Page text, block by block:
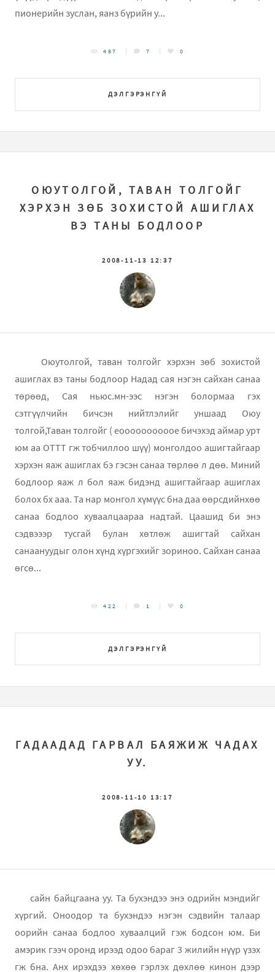
пионерийн зуслан, яанз бүрийн у...
ДЭЛГЭРЭНГҮЙ
487 7 0
ОЮУТОЛГОЙ, ТАВАН ТОЛГОЙГ
ХЭРХЭН ЗӨБ ЗОХИСТОЙ АШИГЛАХ
ВЭ ТАНЫ БОДЛООР
2008-11-13 12:37
Оюутолгой, таван толгойг хэрхэн зөб зохистой
ашиглах вэ таны бодлоор Надад сая нэгэн сайхан санаа
төрөөд, Сая ньюс.мн-ээс нэгэн болормаа гэх
сэтгүүлчийн бичсэн нийтлэлийг уншаад Оюу
толгой,Таван толгойг ( eooooooooooe бичэхэд аймар урт
юм аа ОТТТ гж тобчиллоо шүү) монголдоо ашигтайгаар
хэрхэн яаж ашиглах бэ гэсэн санаа төрлөө л дөө. Миний
бодлоор яаж л бол яаж бидэнд ашигтайгаар ашиглах
болох бх ааа. Та нар монгол xүмүүс бна даа өөрсдийнxөө
санаа бодлоо хуваалцаараа надтай. Цаашид би энэ
сэдвэээр тусгай булан хөтлөж ашигтай сайхан
санаануудыг олон хүнд хүргэхийг зориноо. Сайхан санаа
өгсө...
ДЭЛГЭРЭНГҮЙ
422 1 0
ГАДААДАД ГАРВАЛ БАЯЖИЖ ЧАДАХ
УУ.
2008-11-10 13:17
сайн байцгаана уу. Та бухэндээ энэ одрийн мэндийг
хүргий. Оноодор та бухэндээ нэгэн сэдвийн талаар
оорийн санаа бодлоо хуваалций гэж бодсон юм. Би
амэрик гээч оронд ирээд одоо бараг 3 жилийн нүүр үзэх
гж бна. Анх ирэхдээ хөхөө гэрлэх дөхлөө кинон дээр